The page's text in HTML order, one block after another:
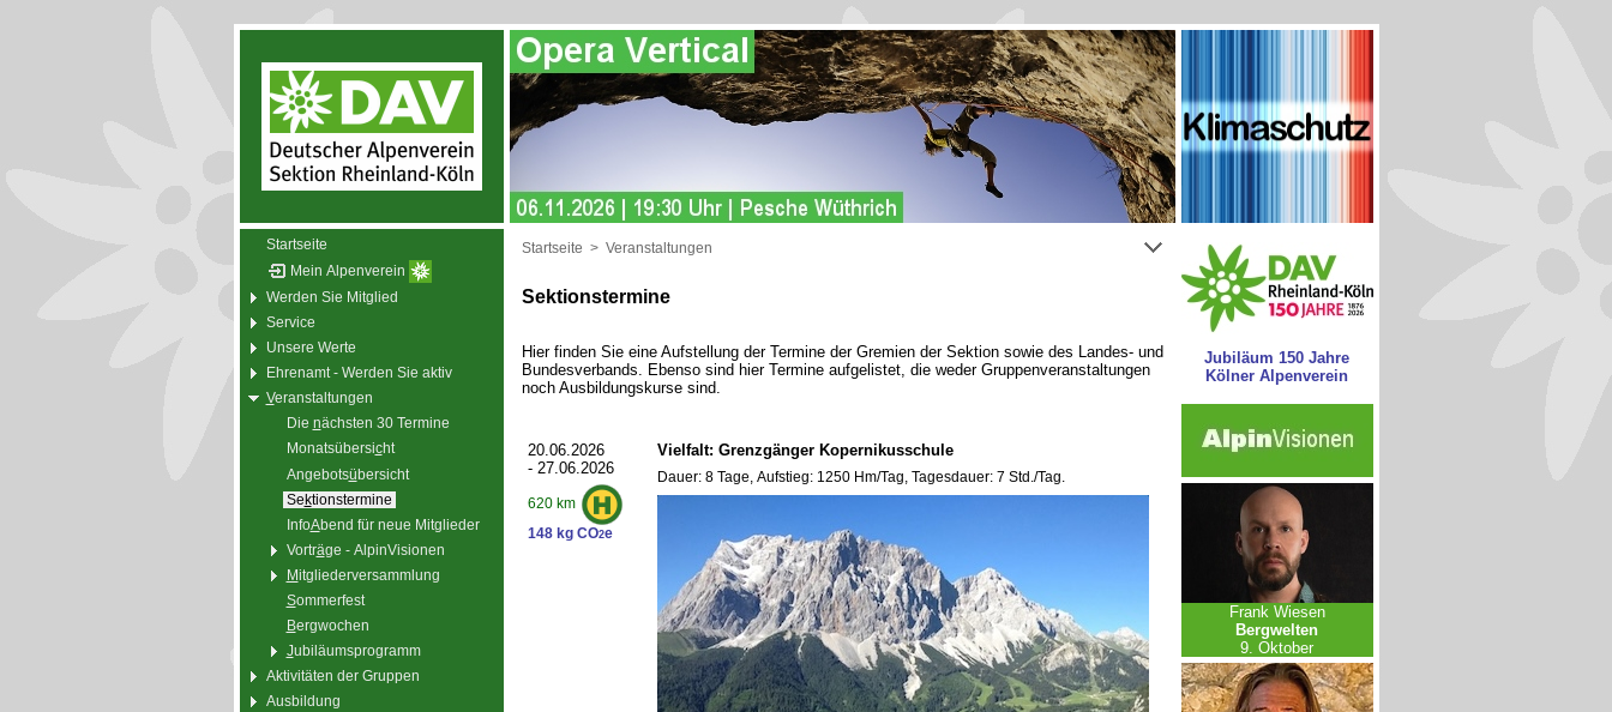
Startseite
Mein Alpenverein
Werden Sie Mitglied
Service
Unsere Werte
Ehrenamt - Werden Sie aktiv
Veranstaltungen
Die nächsten 30 Termine
Monatsübersicht
Angebotsübersicht
Sektionstermine
InfoAbend für neue Mitglieder
Vorträge - AlpinVisionen
Mitgliederversammlung
Sommerfest
Bergwochen
Jubiläumsprogramm
Aktivitäten der Gruppen
Ausbildung
Startseite > Veranstaltungen
Sektionstermine
Hier finden Sie eine Aufstellung der Termine der Gremien der Sektion sowie des Landes- und
Bundesverbands. Ebenso sind hier Termine aufgelistet, die weder Gruppenveranstaltungen
noch Ausbildungskurse sind.
20.06.2026
- 27.06.2026
620 km
148 kg CO2e
Vielfalt: Grenzgänger Kopernikusschule
Dauer: 8 Tage, Aufstieg: 1250 Hm/Tag, Tagesdauer: 7 Std./Tag.
Jubiläum 150 Jahre
Kölner Alpenverein
Frank Wiesen
Bergwelten
9. Oktober